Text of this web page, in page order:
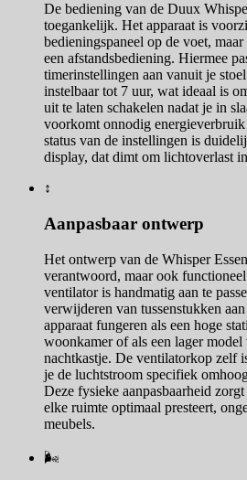
De bediening van de Duux
toegankelijk. Het apparaat is
bedieningspaneel op de voet,
een afstandsbediening. Hiermee
timerinstellingen aan vanuit je
instelbaar tot 7 uur, wat ideaal is
uit te laten schakelen nadat je in
voorkomt onnodig
status van de instellingen is
display, dat dimt om lichtoverlast
↕️
Aanpasbaar ontwerp
Het ontwerp van de Whisper
verantwoord, maar ook
ventilator is handmatig aan te
verwijderen van tussenstukken
apparaat fungeren als een hoge
woonkamer of als een lager
nachtkastje. De ventilatorkop zelf
je de luchtstroom specifiek
Deze fysieke aanpasbaarheid
elke ruimte optimaal presteert,
meubels.
🌬️